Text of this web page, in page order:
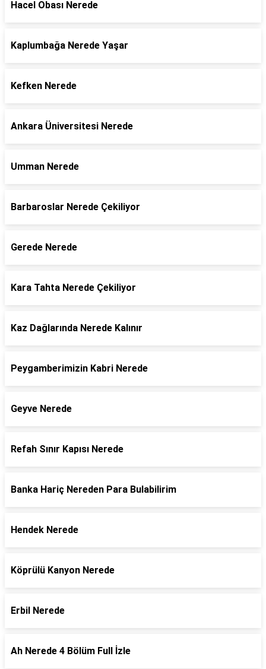
Hacel Obası Nerede
Kaplumbağa Nerede Yaşar
Kefken Nerede
Ankara Üniversitesi Nerede
Umman Nerede
Barbaroslar Nerede Çekiliyor
Gerede Nerede
Kara Tahta Nerede Çekiliyor
Kaz Dağlarında Nerede Kalınır
Peygamberimizin Kabri Nerede
Geyve Nerede
Refah Sınır Kapısı Nerede
Banka Hariç Nereden Para Bulabilirim
Hendek Nerede
Köprülü Kanyon Nerede
Erbil Nerede
Ah Nerede 4 Bölüm Full İzle